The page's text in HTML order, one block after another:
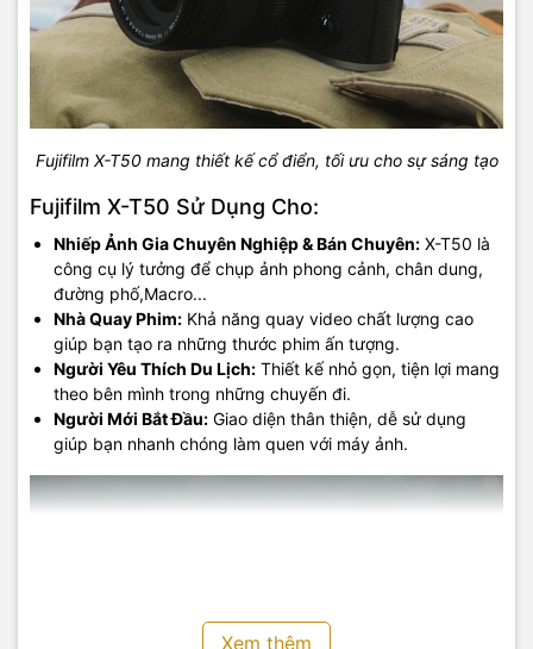
Fujifilm X-T50 mang thiết kế cổ điển, tối ưu cho sự sáng tạo
Fujifilm X-T50 Sử Dụng Cho:
Nhiếp Ảnh Gia Chuyên Nghiệp & Bán Chuyên: X-T50 là
công cụ lý tưởng để chụp ảnh phong cảnh, chân dung,
đường phố,Macro...
Nhà Quay Phim: Khả năng quay video chất lượng cao
giúp bạn tạo ra những thước phim ấn tượng.
Người Yêu Thích Du Lịch: Thiết kế nhỏ gọn, tiện lợi mang
theo bên mình trong những chuyến đi.
Người Mới Bắt Đầu: Giao diện thân thiện, dễ sử dụng
giúp bạn nhanh chóng làm quen với máy ảnh.
Xem thêm